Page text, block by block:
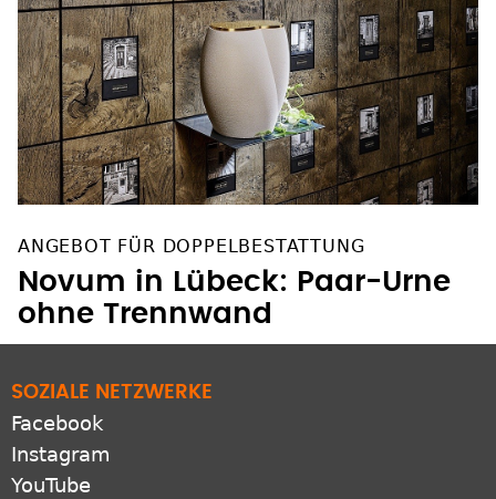
ANGEBOT FÜR DOPPELBESTATTUNG
Novum in Lübeck: Paar-Urne
ohne Trennwand
SOZIALE NETZWERKE
Facebook
Instagram
YouTube